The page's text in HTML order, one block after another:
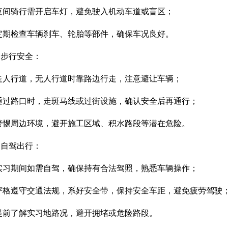
间骑行需开启车灯，避免驶入机动车道或盲区 ；
期检查车辆刹车、轮胎等部件，确保车况良好。
步行安全：
人行道，无人行道时靠路边行走，注意避让车辆 ；
过路口时，走斑马线或过街设施，确认安全后再通行 ；
惕周边环境，避开施工区域、积水路段等潜在危险。
自驾出行：
习期间如需自驾，确保持有合法驾照，熟悉车辆操作 ；
格遵守交通法规，系好安全带，保持安全车距，避免疲劳驾驶
前了解实习地路况，避开拥堵或危险路段。